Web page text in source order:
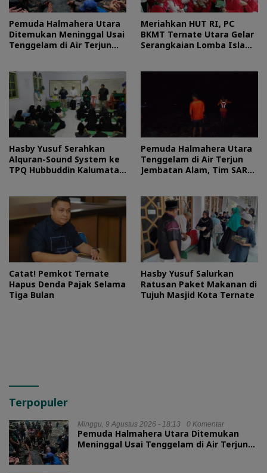
Pemuda Halmahera Utara
Ditemukan Meninggal Usai
Tenggelam di Air Terjun
Meriahkan HUT RI, PC
BKMT Ternate Utara Gelar
Serangkaian Lomba Islami
Hasby Yusuf Serahkan
Alquran-Sound System ke
TPQ Hubbuddin Kalumata
Pemuda Halmahera Utara
Tenggelam di Air Terjun
Jembatan Alam, Tim SAR
Catat! Pemkot Ternate
Hapus Denda Pajak Selama
Tiga Bulan
Hasby Yusuf Salurkan
Ratusan Paket Makanan di
Tujuh Masjid Kota Ternate
Terpopuler
Minggu, 9 Agustus 2026 - 18:13 0 Komentar
Pemuda Halmahera Utara Ditemukan
Meninggal Usai Tenggelam di Air Terjun